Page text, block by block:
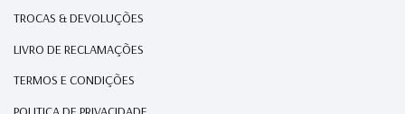
TROCAS & DEVOLUÇÕES
LIVRO DE RECLAMAÇÕES
TERMOS E CONDIÇÕES